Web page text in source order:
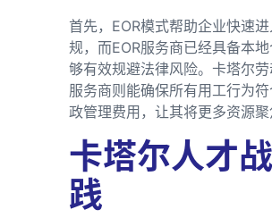
首先，EOR模式帮助企业快速
规，而EOR服务商已经具备本
够有效规避法律风险。卡塔尔
服务商则能确保所有用工行为
政管理费用，让其将更多资源聚
卡塔尔人才
践